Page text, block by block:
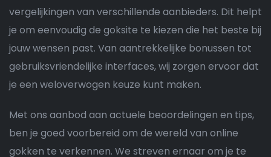
vergelijkingen van verschillende aanbieders. Dit helpt
je om eenvoudig de goksite te kiezen die het beste bij
jouw wensen past. Van aantrekkelijke bonussen tot
gebruiksvriendelijke interfaces, wij zorgen ervoor dat
je een weloverwogen keuze kunt maken.
Met ons aanbod aan actuele beoordelingen en tips,
ben je goed voorbereid om de wereld van online
gokken te verkennen. We streven ernaar om je te